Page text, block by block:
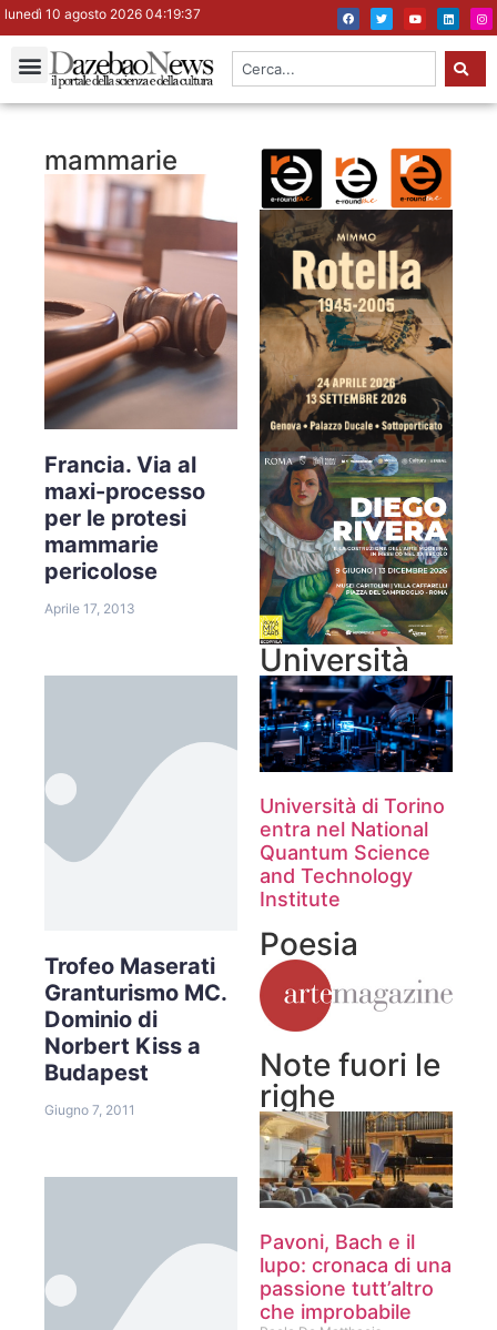
lunedì 10 agosto 2026 04:19:37
mammarie
Francia. Via al
maxi-processo
per le protesi
mammarie
pericolose
Aprile 17, 2013
Trofeo Maserati
Granturismo MC.
Dominio di
Norbert Kiss a
Budapest
Giugno 7, 2011
Università
Università di Torino
entra nel National
Quantum Science
and Technology
Institute
Poesia
Note fuori le
righe
Pavoni, Bach e il
lupo: cronaca di una
passione tutt’altro
che improbabile